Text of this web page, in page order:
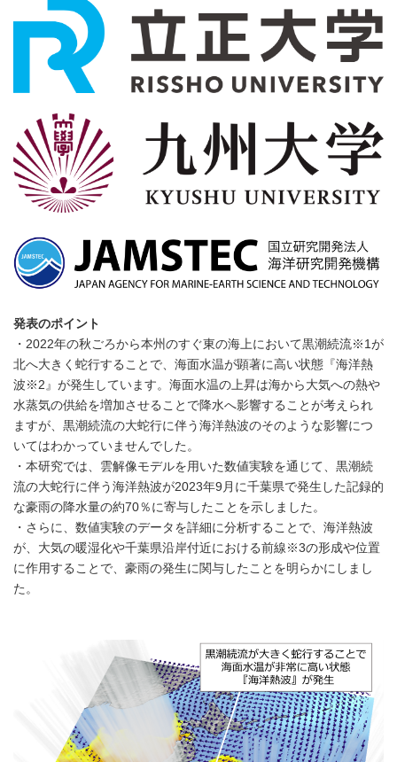
発表のポイント
・2022年の秋ごろから本州のすぐ東の海上において黒潮続流※1が
北へ大きく蛇行することで、海面水温が顕著に高い状態『海洋熱
波※2』が発生しています。海面水温の上昇は海から大気への熱や
水蒸気の供給を増加させることで降水へ影響することが考えられ
ますが、黒潮続流の大蛇行に伴う海洋熱波のそのような影響につ
いてはわかっていませんでした。
・本研究では、雲解像モデルを用いた数値実験を通じて、黒潮続
流の大蛇行に伴う海洋熱波が2023年9月に千葉県で発生した記録的
な豪雨の降水量の約70％に寄与したことを示しました。
・さらに、数値実験のデータを詳細に分析することで、海洋熱波
が、大気の暖湿化や千葉県沿岸付近における前線※3の形成や位置
に作用することで、豪雨の発生に関与したことを明らかにしまし
た。